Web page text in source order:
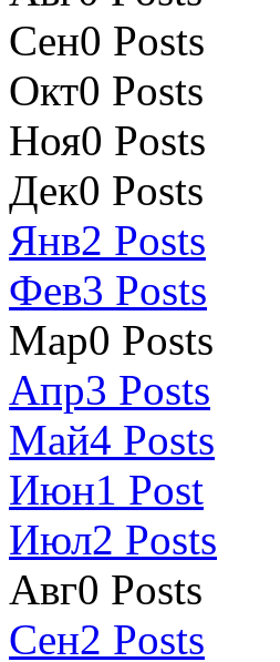
Сен0 Posts
Окт0 Posts
Ноя0 Posts
Дек0 Posts
Янв2 Posts
Фев3 Posts
Мар0 Posts
Апр3 Posts
Май4 Posts
Июн1 Post
Июл2 Posts
Авг0 Posts
Сен2 Posts